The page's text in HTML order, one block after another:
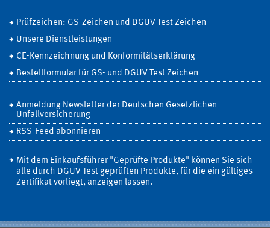
Prüfzeichen: GS-Zeichen und DGUV Test Zeichen
Unsere Dienstleistungen
CE-Kennzeichnung und Konformitätserklärung
Bestellformular für GS- und DGUV Test Zeichen
Anmeldung Newsletter der Deutschen Gesetzlichen
Unfallversicherung
RSS-Feed abonnieren
Mit dem Einkaufsführer "Geprüfte Produkte" können Sie sich
alle durch DGUV Test geprüften Produkte, für die ein gültiges
Zertifikat vorliegt, anzeigen lassen.